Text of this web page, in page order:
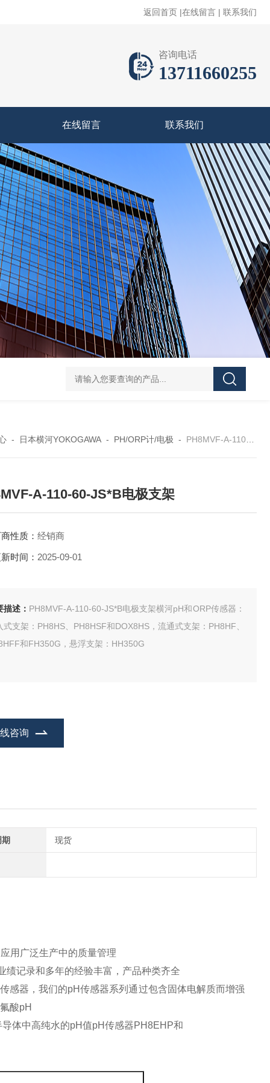
返回首页 |在线留言 | 联系我们
咨询电话
13711660255
在线留言 联系我们
EJA438E-DHSCJ-910DA隔膜密封式压力变送器
- 日本横河YOKOGAWA- PH/ORP计/电极 - PH8MVF-A-110-60-JS*B电极支架
A-110-60-JS*B电极支架
性质： 经销商
时间： 2025-09-01
描述： PH8MVF-A-110-60-JS*B电极支架横河pH和ORP传感器：
式支架：PH8HS、PH8HSF和DOX8HS，流通式支架：PH8HF、
和FH350G，悬浮支架：HH350G
咨询
现货
用 广泛生产中的质量管理
绩记录和多年的经验丰富，产品种类齐全
感器，我们的pH传感器系列通过包含固体电解质而增强
酸pH
体中高纯水的pH值pH传感器PH8EHP和